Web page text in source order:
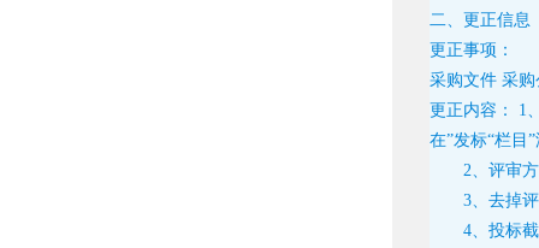
二、更正信息
更正事项：
采购文件 采购
更正内容：
1
在”发标“栏目
2、评审方
3、去掉评
4、投标截